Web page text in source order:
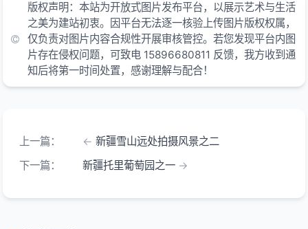
版权声明：本站为开放式图片发布平台，以展示艺术与生活
之美为建站初衷。因平台无法逐一核验上传图片版权权属，
仅负责对图片内容合规性开展审核管控。若您发现平台内图
片存在侵权问题，可致电 15896680811 反馈，我方收到通
知后将第一时间处置，感谢理解与配合！
上一篇：
新疆雪山远处拍摄风景之二
下一篇：
新疆托里葡萄园之一